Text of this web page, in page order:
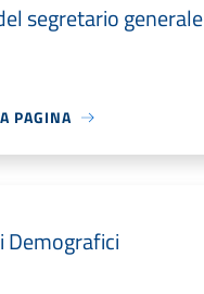
segretario generale
PAGINA
Demografici